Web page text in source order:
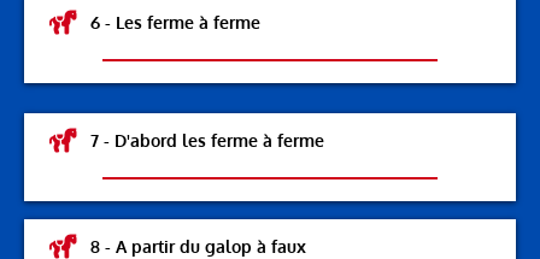
6 - Les ferme à ferme
7 - D'abord les ferme à ferme
8 - A partir du galop à faux